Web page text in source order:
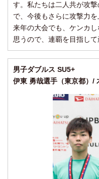
す。私たちは二人共が攻
で、今後もさらに攻撃力
来年の大会でも、ケンカ
思うので、連覇を目指して
男子ダブルス SU5+
伊東 勇哉選手（東京都）/